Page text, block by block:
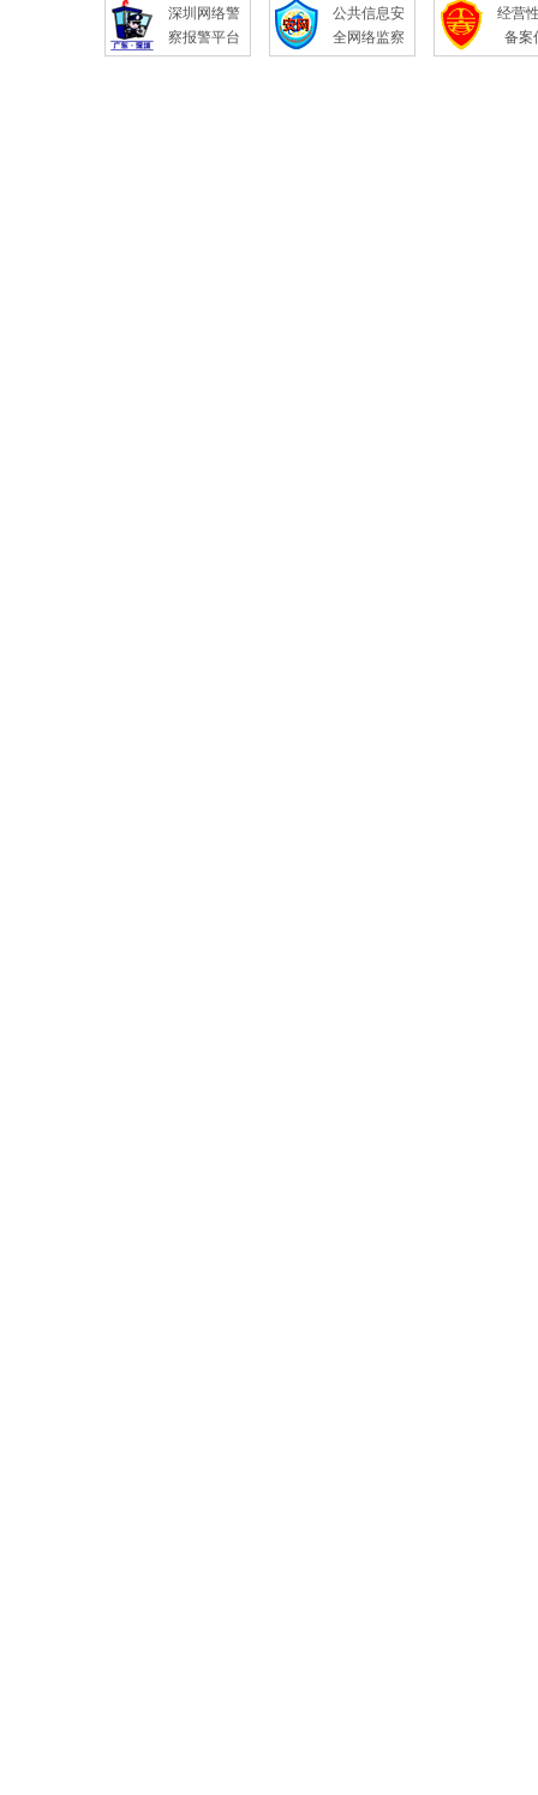
深圳网络警
察报警平台
公共信息安
全网络监察
经营
备案